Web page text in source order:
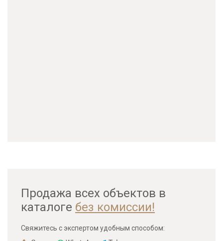
Продажа всех объектов в
каталоге без комиссии!
Свяжитесь с экспертом удобным способом: